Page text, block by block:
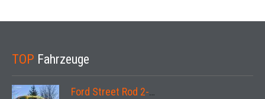
TOP Fahrzeuge
Ford Street Rod 2-Door V8 Aut. 1937